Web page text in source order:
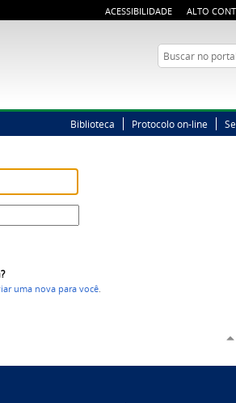
ACESSIBILIDADE ALTO
Busca
Biblioteca Protocolo on-line
uma nova para você.